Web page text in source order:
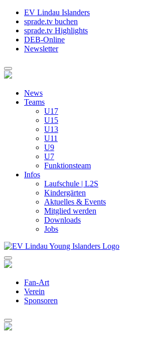
EV Lindau Islanders
sprade.tv buchen
sprade.tv Highlights
DEB-Online
Newsletter
News
Teams
U17
U15
U13
U11
U9
U7
Funktionsteam
Infos
Laufschule | L2S
Kindergärten
Aktuelles & Events
Mitglied werden
Downloads
Jobs
Fan-Art
Verein
Sponsoren